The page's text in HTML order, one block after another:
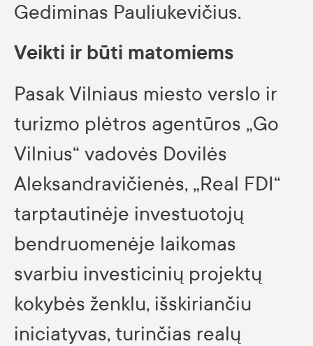
Gediminas Pauliukevičius.
Veikti ir būti matomiems
Pasak Vilniaus miesto verslo ir
turizmo plėtros agentūros „Go
Vilnius“ vadovės Dovilės
Aleksandravičienės, „Real FDI“
tarptautinėje investuotojų
bendruomenėje laikomas
svarbiu investicinių projektų
kokybės ženklu, išskiriančiu
iniciatyvas, turinčias realų